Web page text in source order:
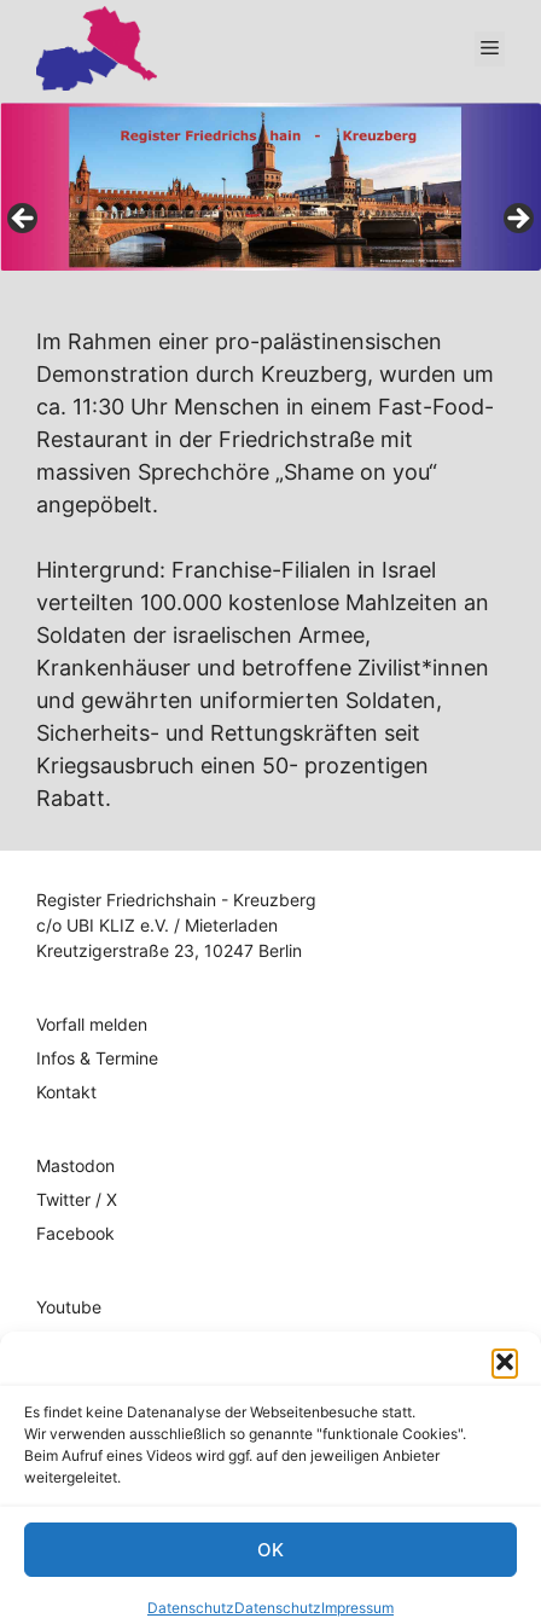
Es findet keine Datenanalyse der Webseitenbesuche statt.
Wir verwenden ausschließlich so genannte "funktionale Cookies".
Beim Aufruf eines Videos wird ggf. auf den jeweiligen Anbieter
weitergeleitet.
OK
DatenschutzDatenschutzImpressum
Inhalt
springen
Im Rahmen einer pro-palästinensischen
Demonstration durch Kreuzberg, wurden um
ca. 11:30 Uhr Menschen in einem Fast-Food-
Restaurant in der Friedrichstraße mit
massiven Sprechchöre „Shame on you“
angepöbelt.
Hintergrund: Franchise-Filialen in Israel
verteilten 100.000 kostenlose Mahlzeiten an
Soldaten der israelischen Armee,
Krankenhäuser und betroffene Zivilist*innen
und gewährten uniformierten Soldaten,
Sicherheits- und Rettungskräften seit
Kriegsausbruch einen 50- prozentigen
Rabatt.
Register Friedrichshain - Kreuzberg
c/o UBI KLIZ e.V. / Mieterladen
Kreutzigerstraße 23, 10247 Berlin
Vorfall melden
Infos & Termine
Kontakt
Mastodon
Twitter / X
Facebook
Youtube
Impressum
Datenschutz
© 2026 register-friedrichshain.de